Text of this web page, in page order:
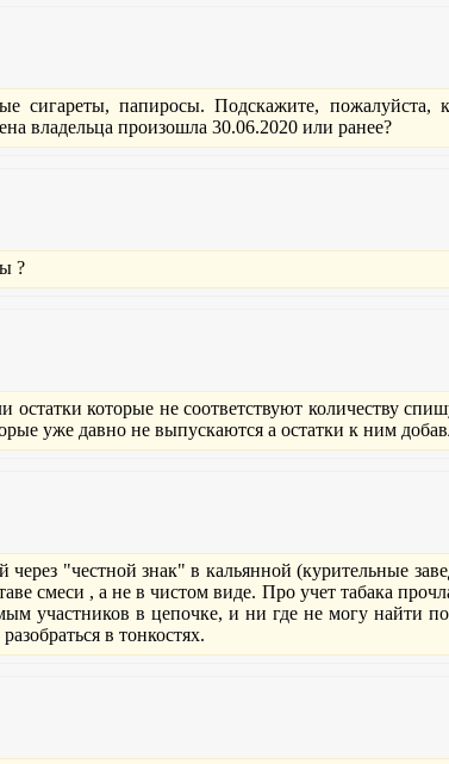
сигареты, папиросы. Подскажите, пожалуйста,
владельца произошла 30.06.2020 или ранее?
?
которые не соответствуют количеству
уже давно не выпускаются а остатки к ним
"честной знак" в кальянной (курительные
смеси , а не в чистом виде. Про учет табака
участников в цепочке, и ни где не могу найти
в тонкостях.